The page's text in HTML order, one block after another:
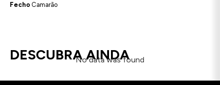
Fecho Camarão
DESCUBRA AINDA
No data was found